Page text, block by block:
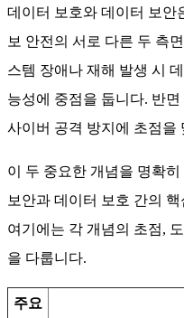
데이터 보호와 데이터 보안
보 안전의 서로 다른 두 측
스템 장애나 재해 발생 시
능성에 중점을 둡니다. 반
사이버 공격 방지에 초점을
이 두 중요한 개념을 명확
보안과 데이터 보호 간의
여기에는 각 개념의 초점,
을 다룹니다.
주요